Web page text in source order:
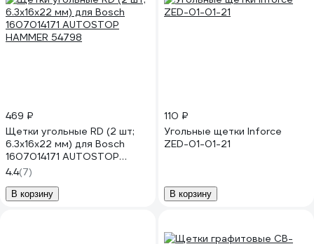
469 ₽
Щетки угольные RD (2 шт;
6.3х16х22 мм) для Bosch
1607014171 AUTOSTOP
HAMMER 54798
4.4(7)
В корзину
110 ₽
Угольные щетки Inforce
ZED-01-01-21
В корзину